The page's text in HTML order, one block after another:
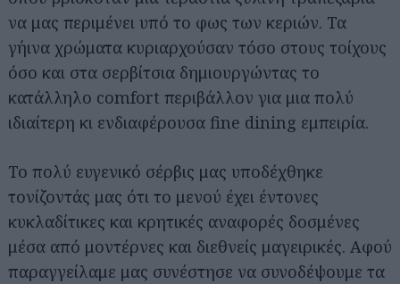
να μας περιμένει υπό το φως των κεριών. Τα
γήινα χρώματα κυριαρχούσαν τόσο στους τοίχους
όσο και στα σερβίτσια δημιουργώντας το
κατάλληλο comfort περιβάλλον για μια πολύ
ιδιαίτερη κι ενδιαφέρουσα fine dining εμπειρία.
Το πολύ ευγενικό σέρβις μας υποδέχθηκε
τονίζοντάς μας ότι το μενού έχει έντονες
κυκλαδίτικες και κρητικές αναφορές δοσμένες
μέσα από μοντέρνες και διεθνείς μαγειρικές. Αφού
παραγγείλαμε μας συνέστησε να συνοδέψουμε τα